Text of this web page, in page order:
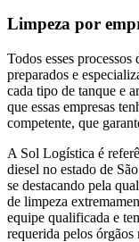
Limpeza por
Todos esses
preparados e
cada tipo de tanque e
que essas empresas
competente, que
A Sol Logística é
diesel no estado de
se destacando pela
de limpeza
equipe qualificada e
requerida pelos órgãos